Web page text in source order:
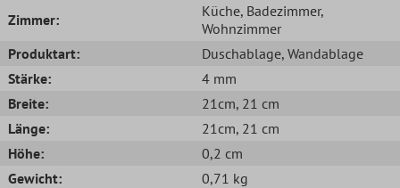
Zimmer:
Küche, Badezimmer,
Wohnzimmer
Produktart:
Duschablage, Wandablage
Stärke:
4 mm
Breite:
21cm, 21 cm
Länge:
21cm, 21 cm
Höhe:
0,2 cm
Gewicht:
0,71 kg